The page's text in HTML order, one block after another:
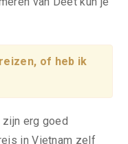
of heb ik
erg goed
in Vietnam zelf